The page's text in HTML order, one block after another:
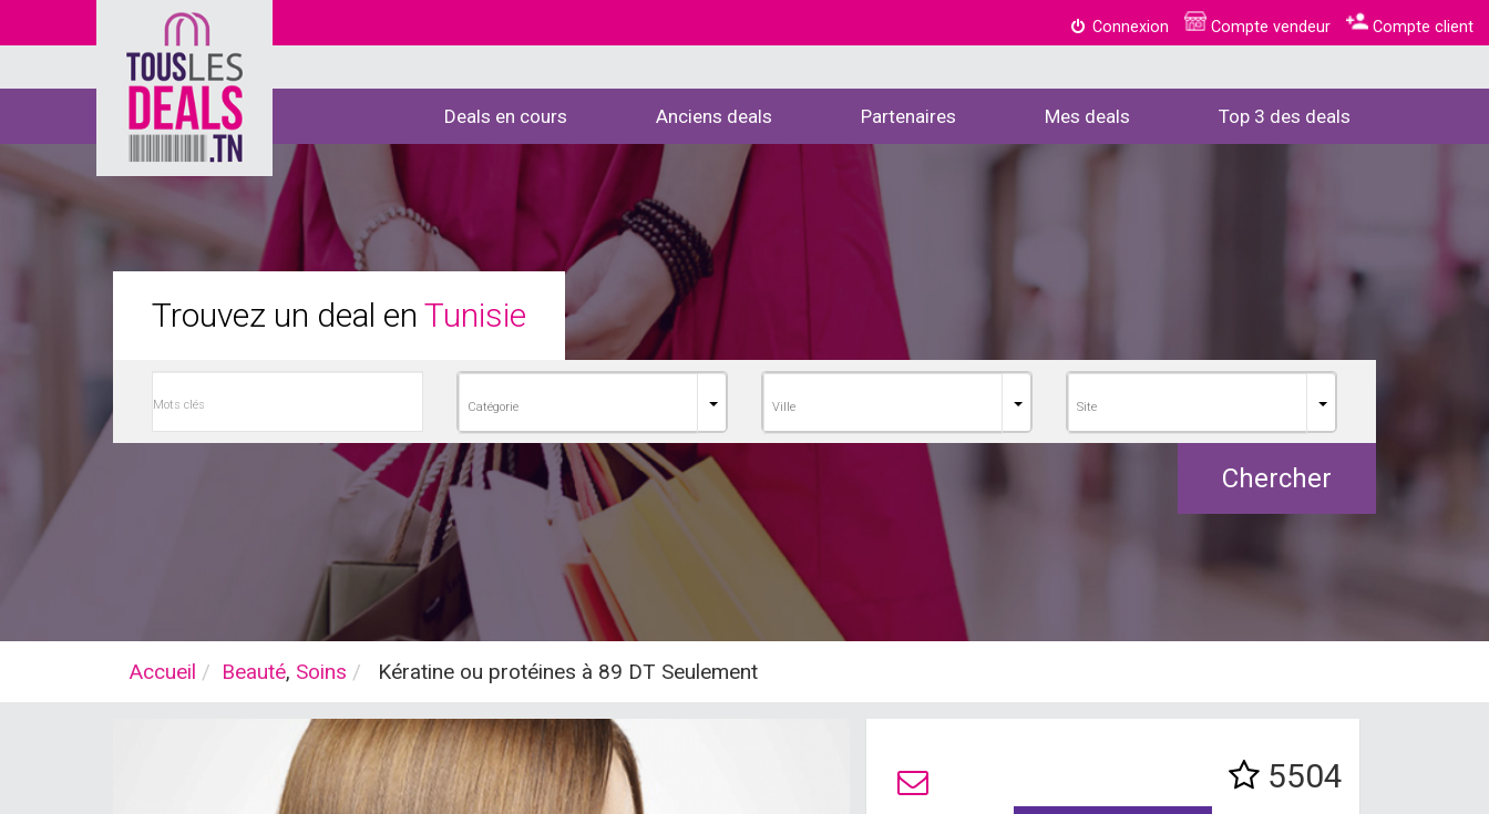
Connexion Compte vendeur Compte client
Deals en cours Anciens deals Partenaires Mes deals Top 3 des deals
Trouvez un deal en Tunisie
Chercher
Accueil Beauté, Soins Kératine ou protéines à 89 DT Seulement
5504